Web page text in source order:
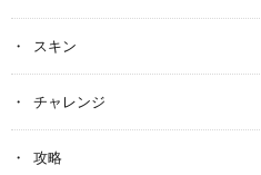
スキン
チャレンジ
攻略